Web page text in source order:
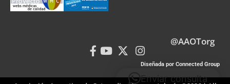
@AAOTorg
Diseñada por Connected Group
Enviar consulta